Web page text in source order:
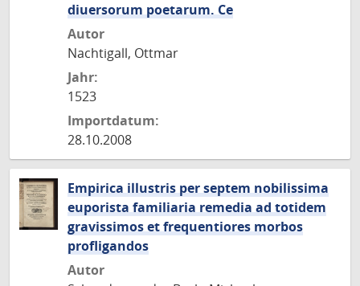
diuersorum poetarum. Ce
Autor
Nachtigall, Ottmar
Jahr:
1523
Importdatum:
28.10.2008
Empirica illustris per septem nobilissima
euporista familiaria remedia ad totidem
gravissimos et frequentiores morbos
profligandos
Autor